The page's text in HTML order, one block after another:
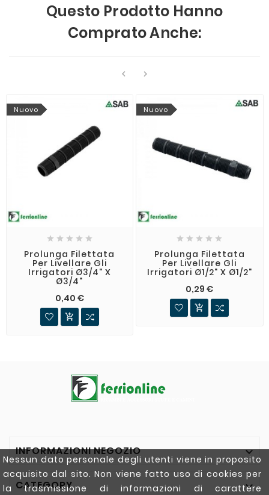
Nessun dato personale degli utenti viene in proposito
acquisito dal sito. Non viene fatto uso di cookies per
la trasmissione di informazioni di carattere
Questo Prodotto Hanno
Comprato Anche:
 
Nuovo
    
Prolunga Filettata
Per Livellare Gli
Irrigatori Ø3/4" X
Ø3/4"
0,40 €

Nuovo
    
Prolunga Filettata
Per Livellare Gli
Irrigatori Ø1/2" X Ø1/2"
0,29 €

INFORMAZIONI NEGOZIO 
CATEGORY 